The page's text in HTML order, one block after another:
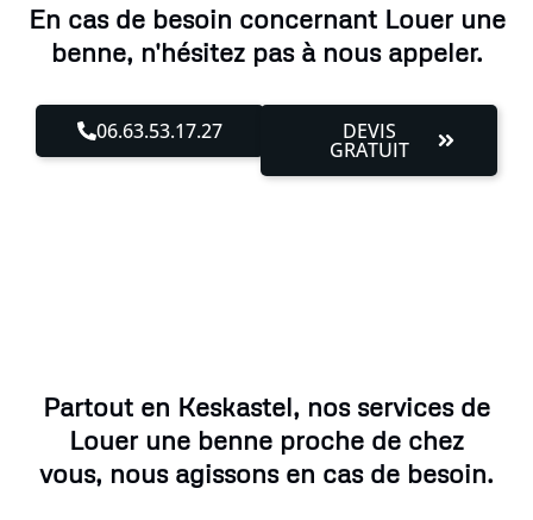
En cas de besoin concernant Louer une
benne, n'hésitez pas à nous appeler.
06.63.53.17.27 DEVIS
GRATUIT
Partout en Keskastel, nos services de
Louer une benne proche de chez
vous, nous agissons en cas de besoin.